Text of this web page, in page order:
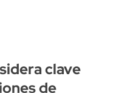
clave
de